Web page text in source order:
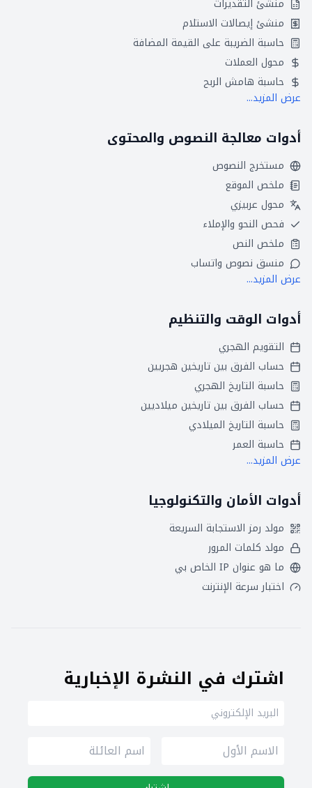
منشئ التقديرات
منشئ إيصالات الاستلام
حاسبة الضريبة على القيمة المضافة
محول العملات
حاسبة هامش الربح
عرض المزيد...
أدوات معالجة النصوص والمحتوى
مستخرج النصوص
ملخص الموقع
محول عربيزي
فحص النحو والإملاء
ملخص النص
منسق نصوص واتساب
عرض المزيد...
أدوات الوقت والتنظيم
التقويم الهجري
حساب الفرق بين تاريخين هجريين
حاسبة التاريخ الهجري
حساب الفرق بين تاريخين ميلاديين
حاسبة التاريخ الميلادي
حاسبة العمر
عرض المزيد...
أدوات الأمان والتكنولوجيا
مولد رمز الاستجابة السريعة
مولد كلمات المرور
ما هو عنوان IP الخاص بي
اختبار سرعة الإنترنت
اشترك في النشرة الإخبارية